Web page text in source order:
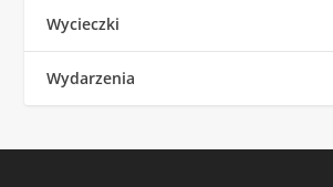
Wycieczki
Wydarzenia